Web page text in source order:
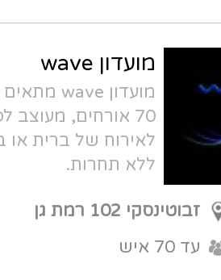
מועדון wave מתאים לאירועים קטנים עד
מעוצב לפי סוג האירוע. נפלא
או בריתה במחירים